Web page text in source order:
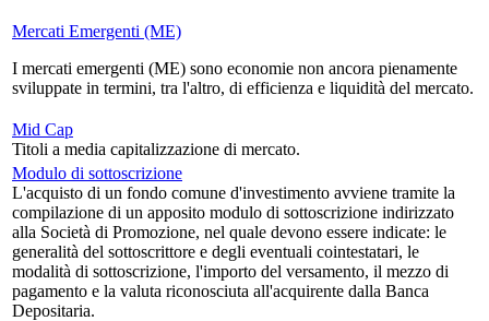
Mercati Emergenti (ME)
I mercati emergenti (ME) sono economie non ancora pienamente
sviluppate in termini, tra l'altro, di efficienza e liquidità del mercato.
Mid Cap
Titoli a media capitalizzazione di mercato.
Modulo di sottoscrizione
L'acquisto di un fondo comune d'investimento avviene tramite la
compilazione di un apposito modulo di sottoscrizione indirizzato
alla Società di Promozione, nel quale devono essere indicate: le
generalità del sottoscrittore e degli eventuali cointestatari, le
modalità di sottoscrizione, l'importo del versamento, il mezzo di
pagamento e la valuta riconosciuta all'acquirente dalla Banca
Depositaria.